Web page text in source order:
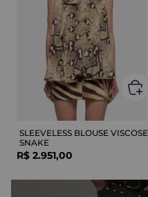
SLEEVELESS BLOUSE VISCOSE
SNAKE
R$ 2.951,00